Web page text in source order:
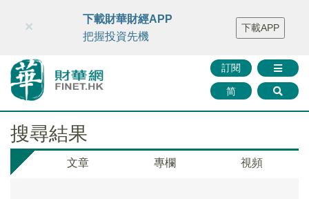
財華智庫網 FINTV FINMETA 財華證券 媒體矩陣
智庫沙龍
聯絡我們
訂閱
简
×
下載財華財經APP
把握投資先機
下載APP
搜尋結果
文章 專欄 視頻